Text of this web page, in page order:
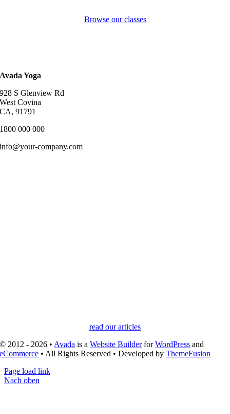
Browse our classes
Avada Yoga
928 S Glenview Rd
West Covina
CA, 91791
1800 000 000
info@your-company.com
read our articles
© 2012 - 2026 • Avada is aWebsite BuilderforWordPress and
eCommerce • All Rights Reserved • Developed byThemeFusion
Page load link
Nach oben